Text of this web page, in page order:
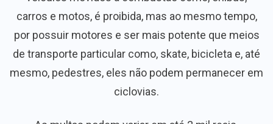
carros e motos, é proibida, mas ao mesmo tempo,
por possuir motores e ser mais potente que meios
de transporte particular como, skate, bicicleta e, até
mesmo, pedestres, eles não podem permanecer em
ciclovias.